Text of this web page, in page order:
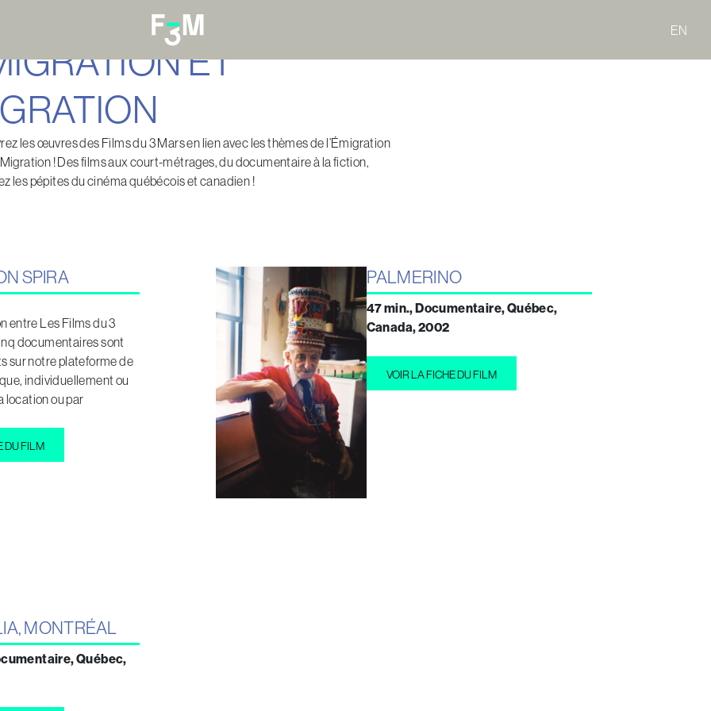
EN
ET
les œuvres des Films du 3 Mars en lien avec les thèmes de l’Émigration
! Des films aux court-métrages, du documentaire à la fiction,
les pépites du cinéma québécois et canadien !
SPIRA
entre Les Films du 3
documentaires sont
sur notre plateforme de
individuellement ou
location ou par
DU FILM
PALMERINO
47 min., Documentaire, Québec,
Canada, 2002
VOIR LA FICHE DU FILM
MONTRÉAL
Québec,